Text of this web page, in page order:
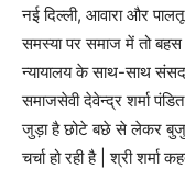
नई दिल्ली, आवारा और
समस्या पर समाज में तो
न्यायालय के साथ-साथ
समाजसेवी देवेन्द्र शर्मा
जुड़ा है छोटे बछे से लेकर
चर्चा हो रही है | श्री शर्मा